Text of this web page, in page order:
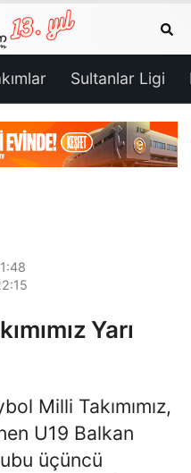
Sultanlar Ligi
Yarı
Milli Takımımız,
U19 Balkan
üçüncü